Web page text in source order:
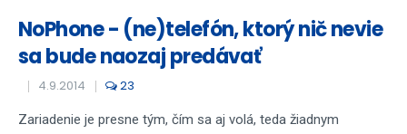
NoPhone - (ne)telefón, ktorý nič nevie
sa bude naozaj predávať
4.9.2014 23
Zariadenie je presne tým, čím sa aj volá, teda žiadnym